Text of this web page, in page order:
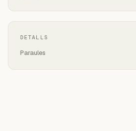
DETALLS
Paraules